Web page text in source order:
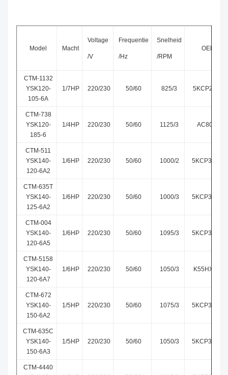
Model Macht
Voltage
/V
Frequentie
/Hz
Snelheid
/RPM
OEM
CTM-1132
YSK120-
105-6A
1/7HP 220/230 50/60 825/3
CTM-738
YSK120-
185-6
1/4HP 220/230 50/60 1125/3 AC809-
CTM-511
YSK140-
120-6A2
1/6HP 220/230 50/60 1000/2
CTM-635T
YSK140-
125-6A2
1/6HP 220/230 50/60 1000/3
CTM-004
YSK140-
120-6A5
1/6HP 220/230 50/60 1095/3
CTM-5158
YSK140-
120-6A7
1/6HP 220/230 50/60 1050/3
CTM-672
YSK140-
150-6A2
1/5HP 220/230 50/60 1075/3
CTM-635C
YSK140-
150-6A3
1/5HP 220/230 50/60 1050/3
CTM-4440